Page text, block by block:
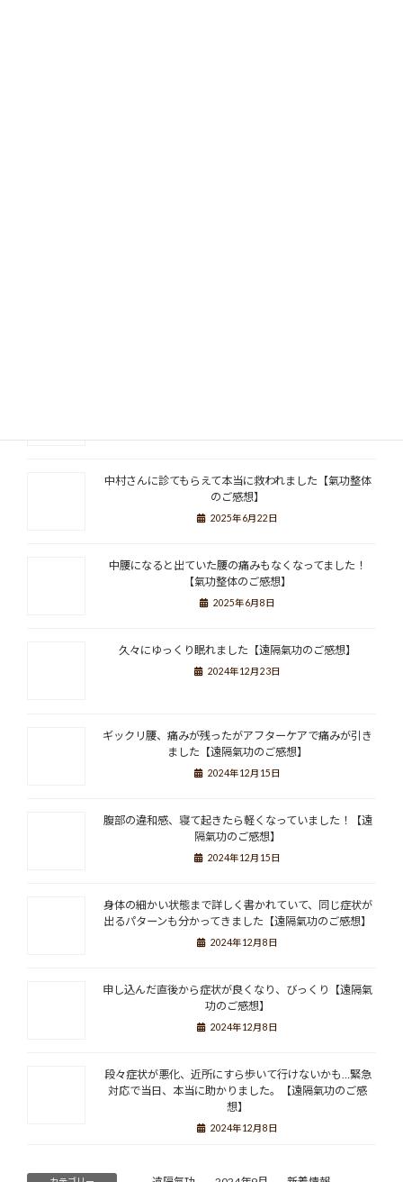
中村さんに診てもらえて本当に救われました【氣功整体
のご感想】
2025年6月22日
中腰になると出ていた腰の痛みもなくなってました！
【氣功整体のご感想】
2025年6月8日
久々にゆっくり眠れました【遠隔氣功のご感想】
2024年12月23日
ギックリ腰、痛みが残ったがアフターケアで痛みが引き
ました【遠隔氣功のご感想】
2024年12月15日
腹部の違和感、寝て起きたら軽くなっていました！【遠
隔氣功のご感想】
2024年12月15日
身体の細かい状態まで詳しく書かれていて、同じ症状が
出るパターンも分かってきました【遠隔氣功のご感想】
2024年12月8日
申し込んだ直後から症状が良くなり、びっくり【遠隔氣
功のご感想】
2024年12月8日
段々症状が悪化、近所にすら歩いて行けないかも…緊急
対応で当日、本当に助かりました。【遠隔氣功のご感
想】
2024年12月8日